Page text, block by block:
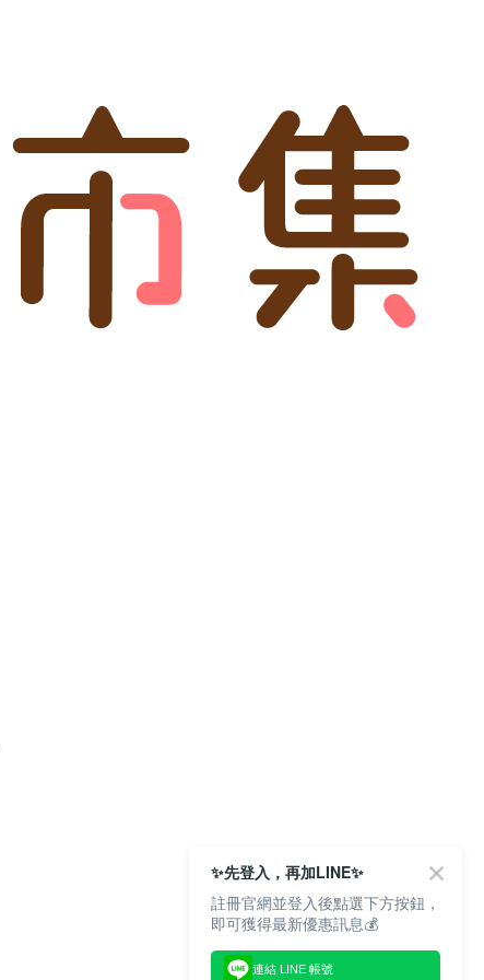
✨先登入，再加LINE✨
註冊官網並登入後點選下方按鈕，
即可獲得最新優惠訊息💰
連結 LINE 帳號